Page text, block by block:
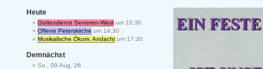
Heute
Gottesdienst Senioren-West um 10:30
Offene Peterskirche um 14:30
Musikalische Ökum. Andacht um 17:30
Demnächst
So., 09.Aug. 26